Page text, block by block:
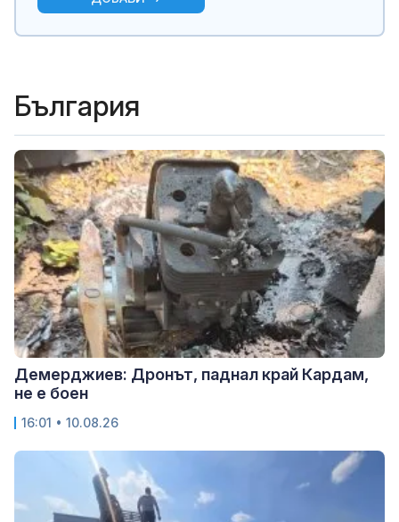
България
Демерджиев: Дронът, паднал край Кардам,
не е боен
16:01 • 10.08.26